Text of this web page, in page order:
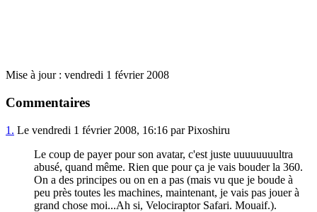
Mise à jour : vendredi 1 février 2008
Commentaires
1. Le vendredi 1 février 2008, 16:16 par Pixoshiru
Le coup de payer pour son avatar, c'est juste uuuuuuuultra
abusé, quand même. Rien que pour ça je vais bouder la 360.
On a des principes ou on en a pas (mais vu que je boude à
peu près toutes les machines, maintenant, je vais pas jouer à
grand chose moi...Ah si, Velociraptor Safari. Mouaif.).